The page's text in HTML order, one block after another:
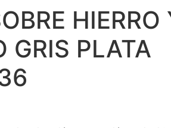
HIERRO
GRIS PLATA